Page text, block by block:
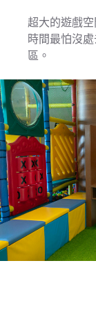
超大的遊戲
時間最怕沒
區。